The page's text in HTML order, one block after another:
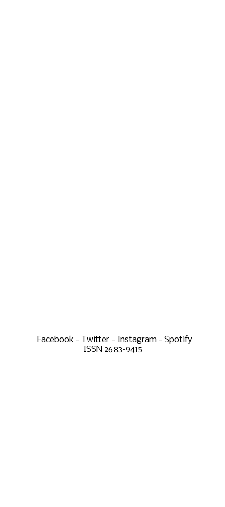
Facebook - Twitter - Instagram - Spotify
ISSN 2683-9415